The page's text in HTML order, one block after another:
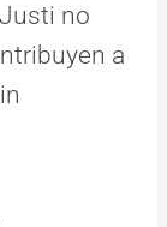
no
a